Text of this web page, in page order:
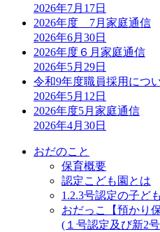
2026年7月17日
2026年度 7月家庭通信
2026年6月30日
2026年度６月家庭通信
2026年5月29日
令和9年度職員採用につ
2026年5月12日
2026年度5月家庭通信
2026年4月30日
おだのこと
保育概要
認定こども園とは
1.2.3号認定の子ど
おだっこ【預かり
(１号認定及び新2